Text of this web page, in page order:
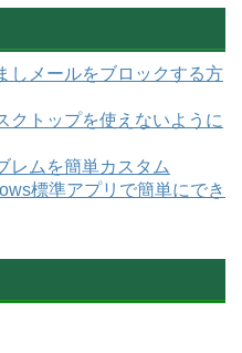
しメールをブロックする方
クトップを使えないように
レムを簡単カスタム
標準アプリで簡単にでき